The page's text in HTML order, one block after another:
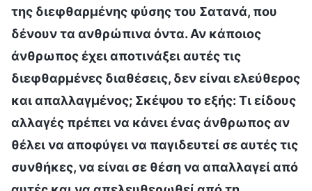
της διεφθαρμένης φύσης του Σατανά, που
δένουν τα ανθρώπινα όντα. Αν κάποιος
άνθρωπος έχει αποτινάξει αυτές τις
διεφθαρμένες διαθέσεις, δεν είναι ελεύθερος
και απαλλαγμένος; Σκέψου το εξής: Τι είδους
αλλαγές πρέπει να κάνει ένας άνθρωπος αν
θέλει να αποφύγει να παγιδευτεί σε αυτές τις
συνθήκες, να είναι σε θέση να απαλλαγεί από